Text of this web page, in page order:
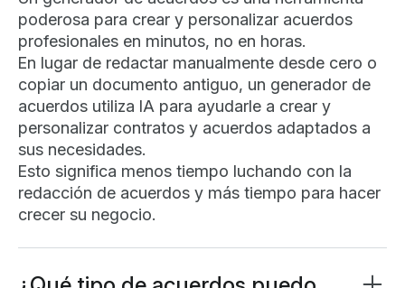
poderosa para crear y personalizar acuerdos
profesionales en minutos, no en horas.
En lugar de redactar manualmente desde cero o
copiar un documento antiguo, un generador de
acuerdos utiliza IA para ayudarle a crear y
personalizar contratos y acuerdos adaptados a
sus necesidades.
Esto significa menos tiempo luchando con la
redacción de acuerdos y más tiempo para hacer
crecer su negocio.